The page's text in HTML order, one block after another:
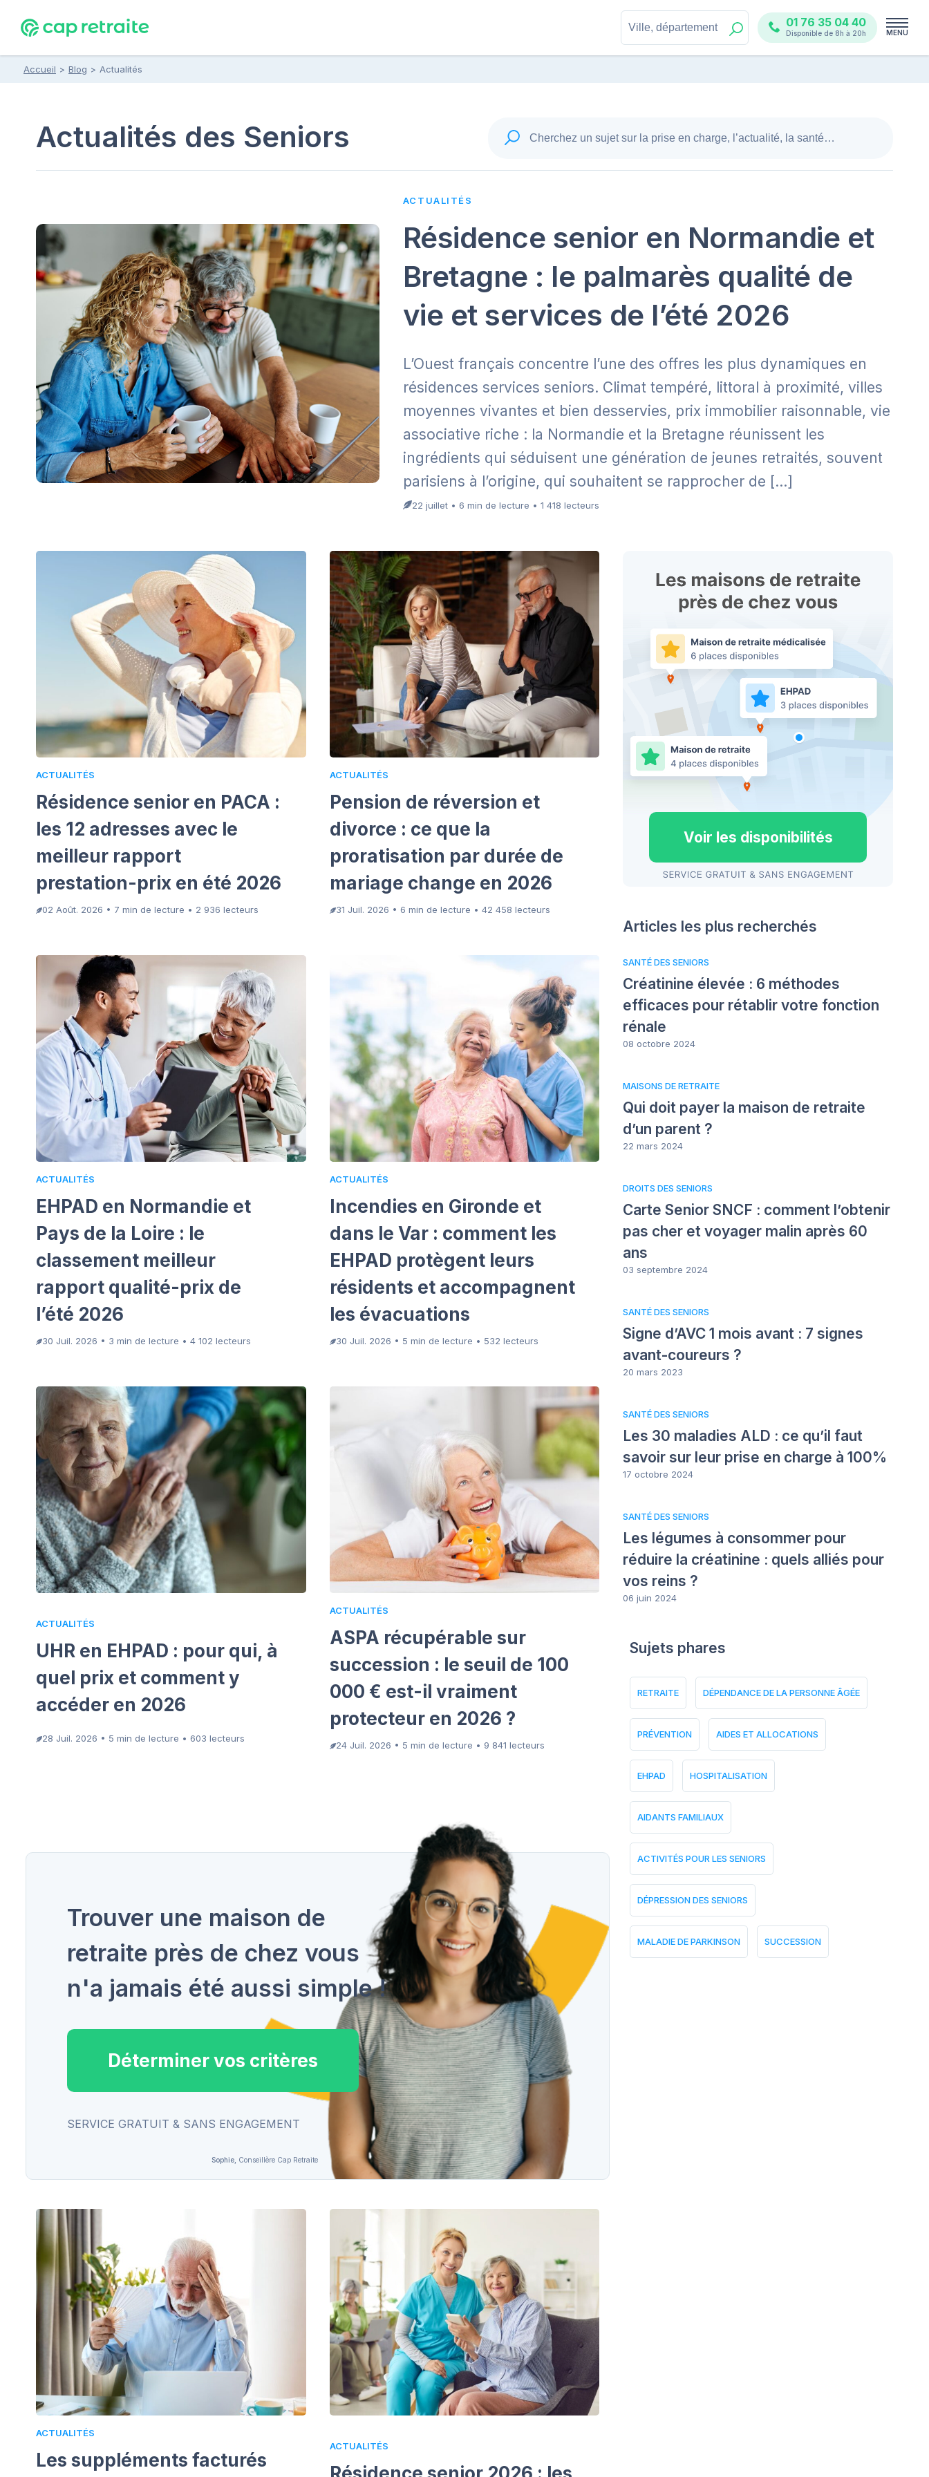
01 76 35 04 40
Disponible de 8h à 20h MENU
Accueil > Blog > Actualités
Actualités des Seniors
ACTUALITÉS
Résidence senior en Normandie et
Bretagne : le palmarès qualité de
vie et services de l’été 2026
L’Ouest français concentre l’une des offres les plus dynamiques en
résidences services seniors. Climat tempéré, littoral à proximité, villes
moyennes vivantes et bien desservies, prix immobilier raisonnable, vie
associative riche : la Normandie et la Bretagne réunissent les
ingrédients qui séduisent une génération de jeunes retraités, souvent
parisiens à l’origine, qui souhaitent se rapprocher de […]
22 juillet • 6 min de lecture • 1 418 lecteurs
ACTUALITÉS
Résidence senior en PACA :
les 12 adresses avec le
meilleur rapport
prestation-prix en été 2026
02 Août. 2026 • 7 min de lecture • 2 936 lecteurs
ACTUALITÉS
Pension de réversion et
divorce : ce que la
proratisation par durée de
mariage change en 2026
31 Juil. 2026 • 6 min de lecture • 42 458 lecteurs
ACTUALITÉS
EHPAD en Normandie et
Pays de la Loire : le
classement meilleur
rapport qualité-prix de
l’été 2026
30 Juil. 2026 • 3 min de lecture • 4 102 lecteurs
ACTUALITÉS
Incendies en Gironde et
dans le Var : comment les
EHPAD protègent leurs
résidents et accompagnent
les évacuations
30 Juil. 2026 • 5 min de lecture • 532 lecteurs
ACTUALITÉS
UHR en EHPAD : pour qui, à
quel prix et comment y
accéder en 2026
28 Juil. 2026 • 5 min de lecture • 603 lecteurs
ACTUALITÉS
ASPA récupérable sur
succession : le seuil de 100
000 € est-il vraiment
protecteur en 2026 ?
24 Juil. 2026 • 5 min de lecture • 9 841 lecteurs
Sophie, Conseillère Cap Retraite
Trouver une maison de
retraite près de chez vous
n'a jamais été aussi simple !
Déterminer vos critères
SERVICE GRATUIT & SANS ENGAGEMENT
ACTUALITÉS
Les suppléments facturés
ACTUALITÉS
Voir les disponibilités
Articles les plus recherchés
SANTÉ DES SENIORS
Créatinine élevée : 6 méthodes
efficaces pour rétablir votre fonction
rénale
08 octobre 2024
MAISONS DE RETRAITE
Qui doit payer la maison de retraite
d’un parent ?
22 mars 2024
DROITS DES SENIORS
Carte Senior SNCF : comment l’obtenir
pas cher et voyager malin après 60
ans
03 septembre 2024
SANTÉ DES SENIORS
Signe d’AVC 1 mois avant : 7 signes
avant-coureurs ?
20 mars 2023
SANTÉ DES SENIORS
Les 30 maladies ALD : ce qu’il faut
savoir sur leur prise en charge à 100%
17 octobre 2024
SANTÉ DES SENIORS
Les légumes à consommer pour
réduire la créatinine : quels alliés pour
vos reins ?
06 juin 2024
Sujets phares
RETRAITE DÉPENDANCE DE LA PERSONNE ÂGÉE
PRÉVENTION AIDES ET ALLOCATIONS
EHPAD HOSPITALISATION
AIDANTS FAMILIAUX
ACTIVITÉS POUR LES SENIORS
DÉPRESSION DES SENIORS
MALADIE DE PARKINSON SUCCESSION